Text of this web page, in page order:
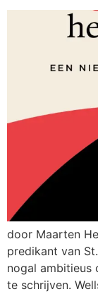
door Maarten
predikant van
nogal ambitieus
te schrijven.